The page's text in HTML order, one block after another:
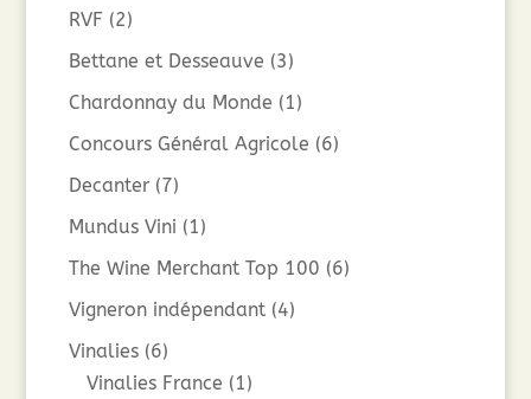
RVF (2)
Bettane et Desseauve (3)
Chardonnay du Monde (1)
Concours Général Agricole (6)
Decanter (7)
Mundus Vini (1)
The Wine Merchant Top 100 (6)
Vigneron indépendant (4)
Vinalies (6)
Vinalies France (1)